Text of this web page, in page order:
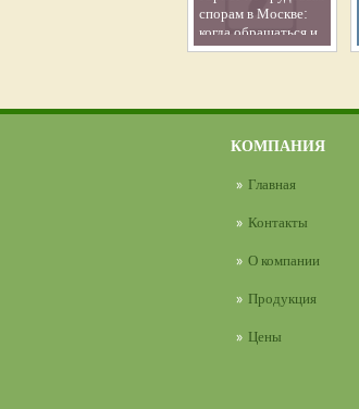
спорам в Москве:
когда обращаться и
как выбрать
КОМПАНИЯ
Главная
Контакты
О компании
Продукция
Цены